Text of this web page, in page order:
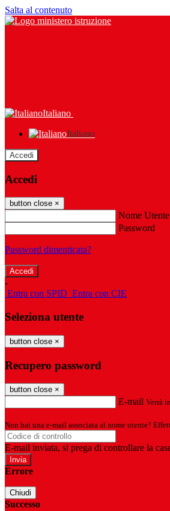
Salta al contenuto
Italiano
Italiano
Accedi
Accedi
button close ×
Nome Utente
Password
Password dimenticata?
-
Entra con SPID Entra con CIE
Seleziona utente
button close ×
Recupero password
button close ×
E-mail Verrà
Non hai una e-mail associata al nome utente?
E-mail inviata, si prega di controllare la
Errore
Chiudi
Successo